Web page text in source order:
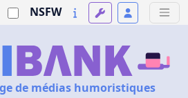
NSFW
de médias humoristiques